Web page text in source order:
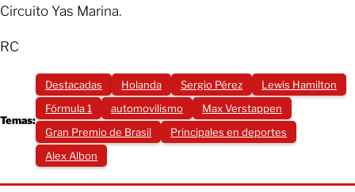
Circuito Yas Marina.
RC
Temas:
Destacadas Holanda Sergio Pérez
Lewis Hamilton
Fórmula 1
automovilismo
Max Verstappen
Gran Premio de Brasil
Principales en deportes
Alex Albon